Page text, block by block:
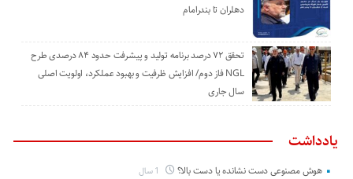
دهلران تا بندرامام
تحقق ۷۲ درصد برنامه تولید و پیشرفت حدود ۸۴ درصدی طرح
NGL فاز دوم/ افزایش ظرفیت و بهبود عملکرد، اولویت اصلی
سال جاری
یادداشت
هوش مصنوعی دست نشانده یا دست بالا؟